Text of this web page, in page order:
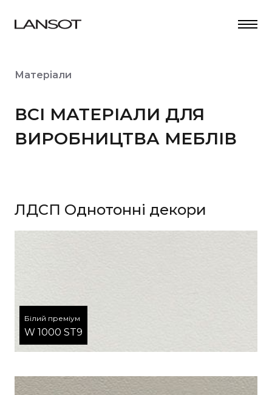
Матеріали
ВСІ МАТЕРІАЛИ ДЛЯ
ВИРОБНИЦТВА МЕБЛІВ
ЛДСП Однотонні декори
Білий преміум
W 1000 ST9